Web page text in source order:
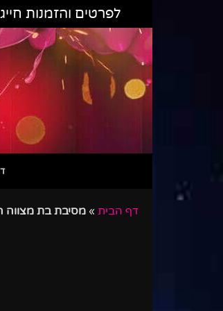
לפרטים והזמנות
דף הבית » מסיבת בת מצווה